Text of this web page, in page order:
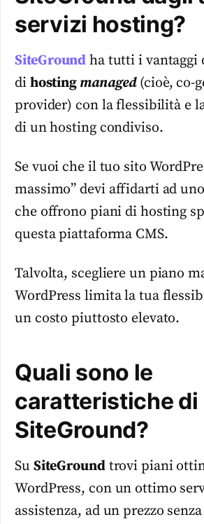
servizi hosting?
SiteGround ha tutti i vantaggi
di hosting managed(cioè, co-
provider) con la flessibilità e
di un hosting condiviso.
Se vuoi che il tuo sito
massimo” devi affidarti ad
che offrono piani di hosting
questa piattaforma CMS.
Talvolta, scegliere un piano
WordPress limita la tua
un costo piuttosto elevato.
Quali sono le
caratteristiche di
SiteGround?
Su SiteGroundtrovi piani
WordPress, con un ottimo
assistenza, ad un prezzo